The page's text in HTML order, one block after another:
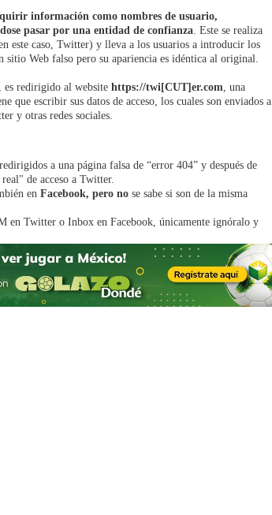
información como nombres de usuario,
pasar por una entidad de confianza. Este se realiza
este caso, Twitter) y lleva a los usuarios a introducir los
sitio Web falso pero su apariencia es idéntica al original.
es redirigido al website https://twi[CUT]er.com , una
que escribir sus datos de acceso, los cuales son enviados a
y otras redes sociales.
a una página falsa de “error 404” y después de
de acceso a Twitter.
en Facebook, pero nose sabe si son de la misma
en Twitter o Inbox en Facebook, únicamente ignóralo y